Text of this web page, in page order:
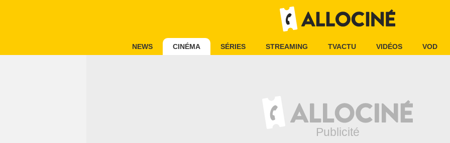
NEWS CINÉMA SÉRIES STREAMING TVACTU VIDÉOS VOD